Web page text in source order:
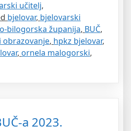
učitelj,
bjelovar, bjelovarski
bilogorska županija, BUČ,
obrazovanje, hpkz bjelovar,
, ornela malogorski,
a 2023.